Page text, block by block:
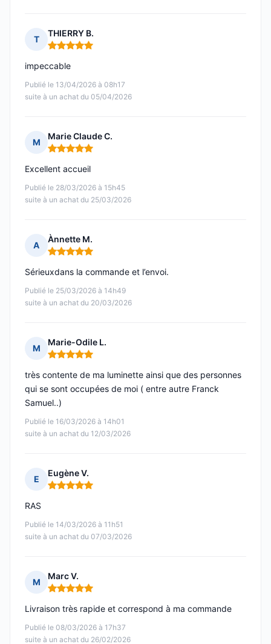
T
THIERRY B.
Note : 5 sur 5
Publié le 13/04/2026 à 08h17
suite à un achat du 05/04/2026
impeccable
M
Marie Claude C.
Note : 5 sur 5
Publié le 28/03/2026 à 15h45
suite à un achat du 25/03/2026
Excellent accueil
A
Ànnette M.
Note : 5 sur 5
Publié le 25/03/2026 à 14h49
suite à un achat du 20/03/2026
Sérieuxdans la commande et l’envoi.
M
Marie-Odile L.
Note : 5 sur 5
Publié le 16/03/2026 à 14h01
suite à un achat du 12/03/2026
très contente de ma luminette ainsi que des personnes
qui se sont occupées de moi ( entre autre Franck
Samuel..)
E
Eugène V.
Note : 5 sur 5
Publié le 14/03/2026 à 11h51
suite à un achat du 07/03/2026
RAS
M
Marc V.
Note : 5 sur 5
Publié le 08/03/2026 à 17h37
suite à un achat du 26/02/2026
Livraison très rapide et correspond à ma commande